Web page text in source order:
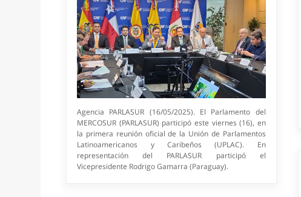
Agencia PARLASUR (16/05/2025). El Parlamento del
MERCOSUR (PARLASUR) participó este viernes (16), en
la primera reunión oficial de la Unión de Parlamentos
Latinoamericanos y Caribeños (UPLAC). En
representación del PARLASUR participó el
Vicepresidente Rodrigo Gamarra (Paraguay).